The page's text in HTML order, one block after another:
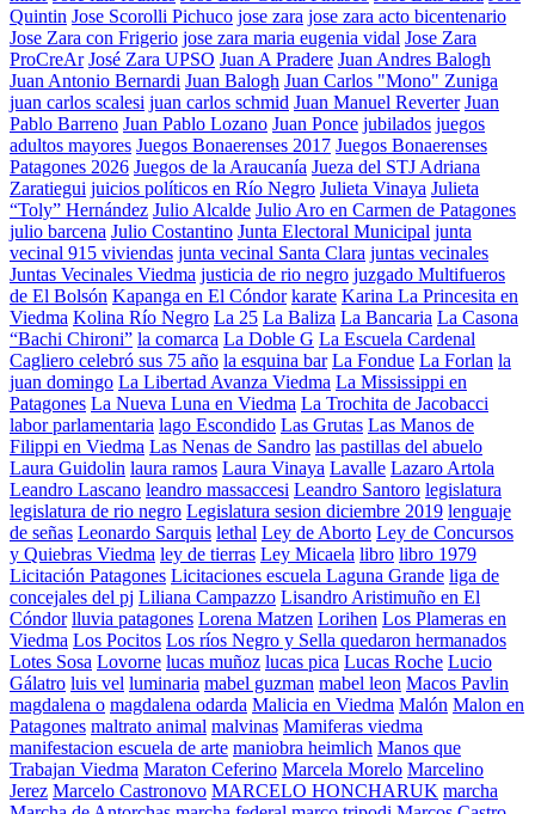
Quintin Jose Scorolli Pichuco jose zara jose zara acto bicentenario
Jose Zara con Frigerio jose zara maria eugenia vidal Jose Zara
ProCreAr José Zara UPSO Juan A Pradere Juan Andres Balogh
Juan Antonio Bernardi Juan Balogh Juan Carlos "Mono" Zuniga
juan carlos scalesi juan carlos schmid Juan Manuel Reverter Juan
Pablo Barreno Juan Pablo Lozano Juan Ponce jubilados juegos
adultos mayores Juegos Bonaerenses 2017 Juegos Bonaerenses
Patagones 2026 Juegos de la Araucanía Jueza del STJ Adriana
Zaratiegui juicios políticos en Río Negro Julieta Vinaya Julieta
“Toly” Hernández Julio Alcalde Julio Aro en Carmen de Patagones
julio barcena Julio Costantino Junta Electoral Municipal junta
vecinal 915 viviendas junta vecinal Santa Clara juntas vecinales
Juntas Vecinales Viedma justicia de rio negro juzgado Multifueros
de El Bolsón Kapanga en El Cóndor karate Karina La Princesita en
Viedma Kolina Río Negro La 25 La Baliza La Bancaria La Casona
“Bachi Chironi” la comarca La Doble G La Escuela Cardenal
Cagliero celebró sus 75 año la esquina bar La Fondue La Forlan la
juan domingo La Libertad Avanza Viedma La Mississippi en
Patagones La Nueva Luna en Viedma La Trochita de Jacobacci
labor parlamentaria lago Escondido Las Grutas Las Manos de
Filippi en Viedma Las Nenas de Sandro las pastillas del abuelo
Laura Guidolin laura ramos Laura Vinaya Lavalle Lazaro Artola
Leandro Lascano leandro massaccesi Leandro Santoro legislatura
legislatura de rio negro Legislatura sesion diciembre 2019 lenguaje
de señas Leonardo Sarquis lethal Ley de Aborto Ley de Concursos
y Quiebras Viedma ley de tierras Ley Micaela libro libro 1979
Licitación Patagones Licitaciones escuela Laguna Grande liga de
concejales del pj Liliana Campazzo Lisandro Aristimuño en El
Cóndor lluvia patagones Lorena Matzen Lorihen Los Plameras en
Viedma Los Pocitos Los ríos Negro y Sella quedaron hermanados
Lotes Sosa Lovorne lucas muñoz lucas pica Lucas Roche Lucio
Gálatro luis vel luminaria mabel guzman mabel leon Macos Pavlin
magdalena o magdalena odarda Malicia en Viedma Malón Malon en
Patagones maltrato animal malvinas Mamiferas viedma
manifestacion escuela de arte maniobra heimlich Manos que
Trabajan Viedma Maraton Ceferino Marcela Morelo Marcelino
Jerez Marcelo Castronovo MARCELO HONCHARUK marcha